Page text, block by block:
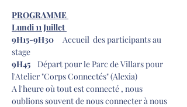
PROGRAMME
Lundi 11 Juillet
9H15-9H30 Accueil  des participants au
stage
9H45 Départ pour le Parc de Villars pour
l'Atelier "Corps Connectés" (Alexia)
A l'heure où tout est connecté , nous
oublions souvent de nous connecter à nous